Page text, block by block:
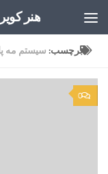
هنر
برچسب: سیستم مه
0